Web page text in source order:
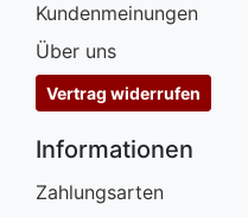
Kundenmeinungen
Über uns
Vertrag widerrufen
Informationen
Zahlungsarten